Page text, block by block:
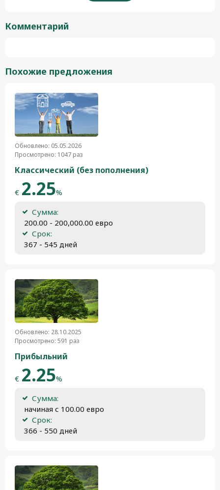
Комментарий
Похожие предложения
Обновлено: 05.05.2026
Просмотрено: 1047 раз
Классический (без пополнения)
€ 2.25%
Сумма:
200.00 - 200,000.00 евро
Срок:
367 - 545 дней
Обновлено: 28.10.2025
Просмотрено: 591 раз
Прибыльний
€ 2.25%
Сумма:
начиная с 100.00 евро
Срок:
366 - 550 дней